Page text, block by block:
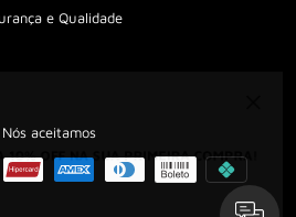
10% OFF NA SUA PRIMEIRA COMPRA!
e Qualidade
Nós aceitamos